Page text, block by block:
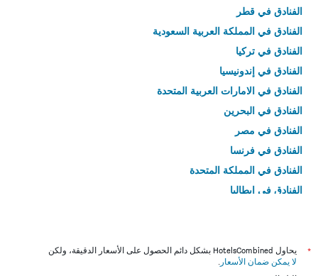
الفنادق في قطر
الفنادق في المملكة العربية السعودية
الفنادق في تركيا
الفنادق في إندونيسيا
الفنادق في الامارات العربية المتحدة
الفنادق في البحرين
الفنادق في مصر
الفنادق في فرنسا
الفنادق في المملكة المتحدة
الفنادق في إيطاليا
*
يحاول HotelsCombined بشكل دائم الحصول على الأسعار الدقيقة، ولكن
لا يمكن ضمان الأسعار .